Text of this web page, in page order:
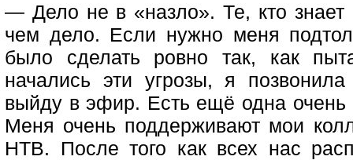
— Дело не в «назло». Те, кто знает
чем дело. Если нужно меня
было сделать ровно так, как
начались эти угрозы, я
выйду в эфир. Есть ещё одна
Меня очень поддерживают мои
НТВ. После того как всех нас